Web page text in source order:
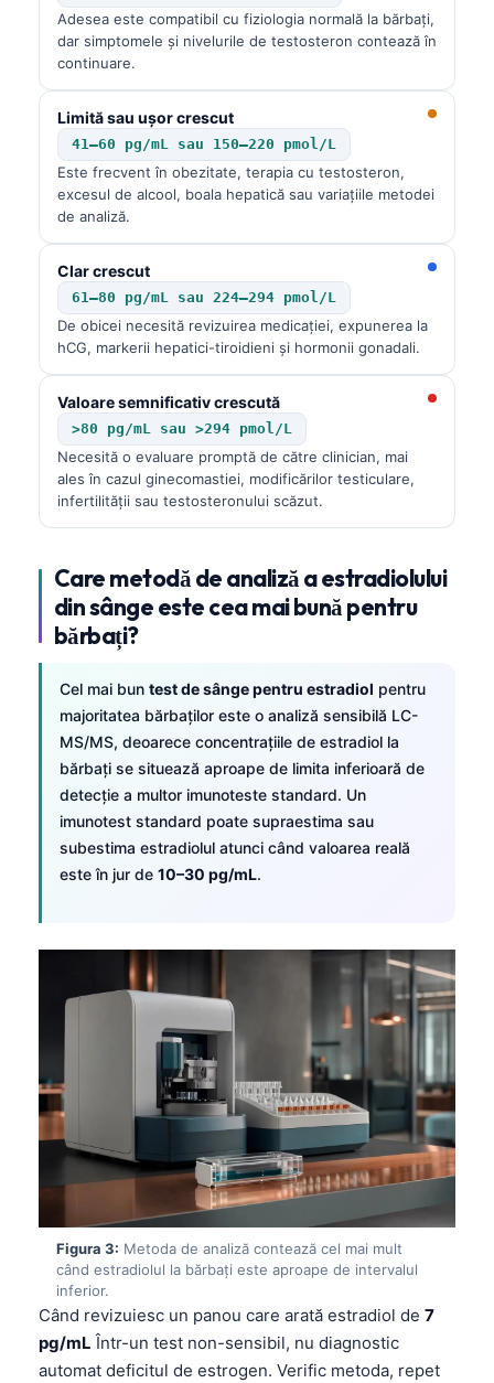
Adesea este compatibil cu fiziologia normală la bărbați,
dar simptomele și nivelurile de testosteron contează în
continuare.
Limită sau ușor crescut
41–60 pg/mL sau 150–220 pmol/L
Este frecvent în obezitate, terapia cu testosteron,
excesul de alcool, boala hepatică sau variațiile metodei
de analiză.
Clar crescut
61–80 pg/mL sau 224–294 pmol/L
De obicei necesită revizuirea medicației, expunerea la
hCG, markerii hepatici-tiroidieni și hormonii gonadali.
Valoare semnificativ crescută
>80 pg/mL sau >294 pmol/L
Necesită o evaluare promptă de către clinician, mai
ales în cazul ginecomastiei, modificărilor testiculare,
infertilității sau testosteronului scăzut.
Care metodă de analiză a estradiolului
din sânge este cea mai bună pentru
bărbați?
Cel mai bun test de sânge pentru estradiol pentru
majoritatea bărbaților este o analiză sensibilă LC-
MS/MS, deoarece concentrațiile de estradiol la
bărbați se situează aproape de limita inferioară de
detecție a multor imunoteste standard. Un
imunotest standard poate supraestima sau
subestima estradiolul atunci când valoarea reală
este în jur de 10–30 pg/mL.
Figura 3: Metoda de analiză contează cel mai mult
când estradiolul la bărbați este aproape de intervalul
inferior.
Când revizuiesc un panou care arată estradiol de 7
pg/mL Într-un test non-sensibil, nu diagnostic
automat deficitul de estrogen. Verific metoda, repet